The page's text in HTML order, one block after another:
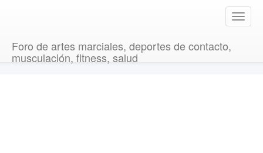
T
o
Foro de artes marciales, deportes de contacto,
musculación, fitness, salud